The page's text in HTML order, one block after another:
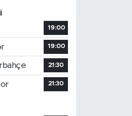
19:00
19:00
21:30
21:30